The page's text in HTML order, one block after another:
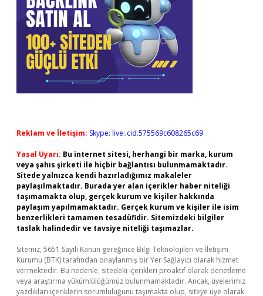
Reklam ve İletişim: Skype: live:.cid.575569c608265c69
Yasal Uyarı: Bu internet sitesi, herhangi bir marka, kurum
veya şahıs şirketi ile hiçbir bağlantısı bulunmamaktadır.
Sitede yalnızca kendi hazırladığımız makaleler
paylaşılmaktadır. Burada yer alan içerikler haber niteliği
taşımamakta olup, gerçek kurum ve kişiler hakkında
paylaşım yapılmamaktadır. Gerçek kurum ve kişiler ile isim
benzerlikleri tamamen tesadüfidir. Sitemizdeki bilgiler
taslak halindedir ve tavsiye niteliği taşımazlar.
Sitemiz, 5651 Sayılı Kanun gereğince Bilgi Teknolojileri ve İletişim
Kurumu (BTK) tarafından onaylanmış bir Yer Sağlayıcı olarak hizmet
vermektedir. Bu nedenle, sitedeki içerikleri proaktif olarak denetleme
veya araştırma yükümlülüğümüz bulunmamaktadır. Ancak, üyelerimiz
yazdıkları içeriklerin sorumluluğunu taşımakta olup, siteye üye olarak